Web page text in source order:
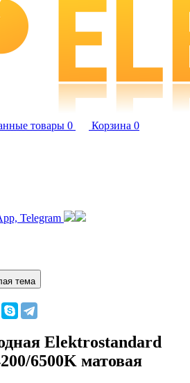
товары 0 Корзина 0
Telegram
тема
Elektrostandard
6500K матовая